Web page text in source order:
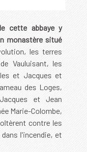
cette abbaye y
monastère situé
les terres
Vauluisant, les
et Jacques et
des Loges,
et Jean
Marie-Colombe,
contre les
l'incendie, et